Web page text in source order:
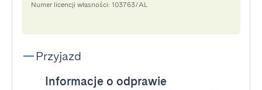
Numer licencji własności: 103763/AL
Przyjazd
Informacje o odprawie